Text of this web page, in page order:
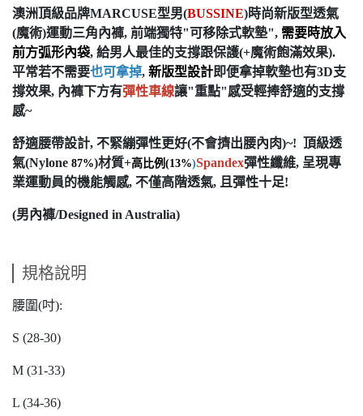
澳洲頂級品牌MARCUSE型男(BUSSINE)時尚新版型透氣
(魔術)運動三角內褲, 前端獨特"可移除式軟墊", 需要時放入
前方弧形內袋, 給男人最佳的支撐跟保護(+魔術飽滿效果).
平常若不需要也可拿掉, 新版型設計即便拿掉軟墊也有3D支
撐效果, 內褲下方有彈性車線讓"重點"感受輕捧舒適的支撐
感~
舒適腰帶設計, 不緊繃彈性更好(不會擠出腰內肉)~! 頂級透
氣(Nylone 87%)材質+高比例(13%)Spandex彈性纖維, 呈現專
業運動員的機能觸感, 不僅高階透氣, 且彈性十足!
(男內褲/Designed in Australia)
規格說明
腰圍(吋):
S (28-30)
M (31-33)
L (34-36)